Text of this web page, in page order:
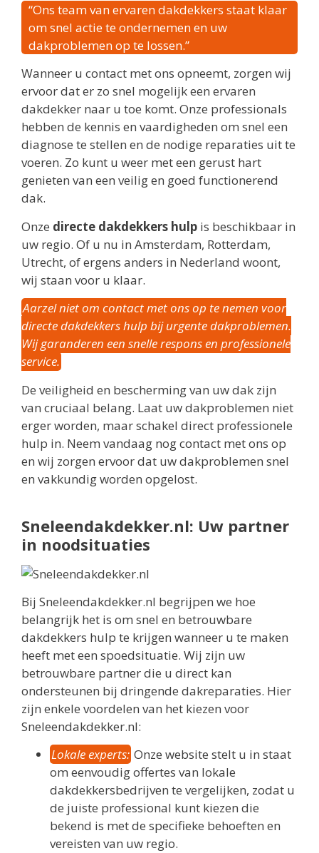
“Ons team van ervaren dakdekkers staat klaar
om snel actie te ondernemen en uw
dakproblemen op te lossen.”
Wanneer u contact met ons opneemt, zorgen wij
ervoor dat er zo snel mogelijk een ervaren
dakdekker naar u toe komt. Onze professionals
hebben de kennis en vaardigheden om snel een
diagnose te stellen en de nodige reparaties uit te
voeren. Zo kunt u weer met een gerust hart
genieten van een veilig en goed functionerend
dak.
Onze directe dakdekkers hulp is beschikbaar in
uw regio. Of u nu in Amsterdam, Rotterdam,
Utrecht, of ergens anders in Nederland woont,
wij staan voor u klaar.
Aarzel niet om contact met ons op te nemen voor
directe dakdekkers hulp bij urgente dakproblemen.
Wij garanderen een snelle respons en professionele
service.
De veiligheid en bescherming van uw dak zijn
van cruciaal belang. Laat uw dakproblemen niet
erger worden, maar schakel direct professionele
hulp in. Neem vandaag nog contact met ons op
en wij zorgen ervoor dat uw dakproblemen snel
en vakkundig worden opgelost.
Sneleendakdekker.nl: Uw partner
in noodsituaties
Bij Sneleendakdekker.nl begrijpen we hoe
belangrijk het is om snel en betrouwbare
dakdekkers hulp te krijgen wanneer u te maken
heeft met een spoedsituatie. Wij zijn uw
betrouwbare partner die u direct kan
ondersteunen bij dringende dakreparaties. Hier
zijn enkele voordelen van het kiezen voor
Sneleendakdekker.nl:
Lokale experts: Onze website stelt u in staat
om eenvoudig offertes van lokale
dakdekkersbedrijven te vergelijken, zodat u
de juiste professional kunt kiezen die
bekend is met de specifieke behoeften en
vereisten van uw regio.